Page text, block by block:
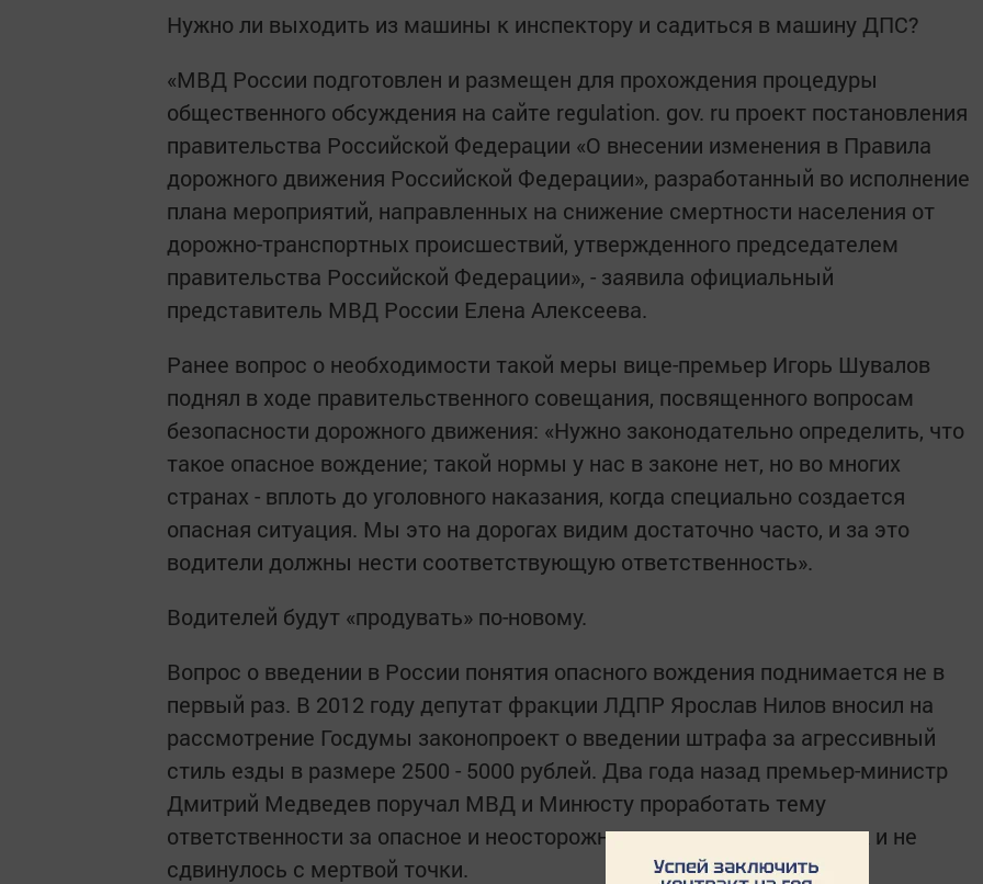
Нужно ли выходить из машины к инспектору и садиться в машину ДПС?
«МВД России подготовлен и размещен для прохождения процедуры
общественного обсуждения на сайте regulation. gov. ru проект постановления
правительства Российской Федерации «О внесении изменения в Правила
дорожного движения Российской Федерации», разработанный во исполнение
плана мероприятий, направленных на снижение смертности населения от
дорожно-транспортных происшествий, утвержденного председателем
правительства Российской Федерации», - заявила официальный
представитель МВД России Елена Алексеева.
Ранее вопрос о необходимости такой меры вице-премьер Игорь Шувалов
поднял в ходе правительственного совещания, посвященного вопросам
безопасности дорожного движения: «Нужно законодательно определить, что
такое опасное вождение; такой нормы у нас в законе нет, но во многих
странах - вплоть до уголовного наказания, когда специально создается
опасная ситуация. Мы это на дорогах видим достаточно часто, и за это
водители должны нести соответствующую ответственность».
Водителей будут «продувать» по-новому.
Вопрос о введении в России понятия опасного вождения поднимается не в
первый раз. В 2012 году депутат фракции ЛДПР Ярослав Нилов вносил на
рассмотрение Госдумы законопроект о введении штрафа за агрессивный
стиль езды в размере 2500 - 5000 рублей. Два года назад премьер-министр
Дмитрий Медведев поручал МВД и Минюсту проработать тему
ответственности за опасное и неосторожное вождение, но дело так и не
сдвинулось с мертвой точки.